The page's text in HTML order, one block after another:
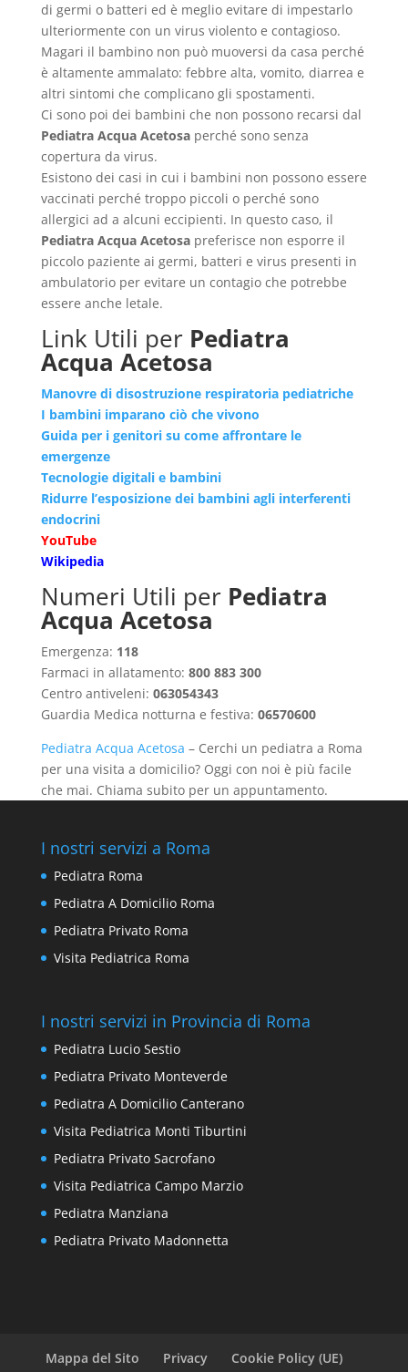
di germi o batteri ed è meglio evitare di impestarlo
ulteriormente con un virus violento e contagioso.
Magari il bambino non può muoversi da casa perché
è altamente ammalato: febbre alta, vomito, diarrea e
altri sintomi che complicano gli spostamenti.
Ci sono poi dei bambini che non possono recarsi dal
Pediatra Acqua Acetosaperché sono senza
copertura da virus.
Esistono dei casi in cui i bambini non possono essere
vaccinati perché troppo piccoli o perché sono
allergici ad a alcuni eccipienti. In questo caso, il
Pediatra Acqua Acetosapreferisce non esporre il
piccolo paziente ai germi, batteri e virus presenti in
ambulatorio per evitare un contagio che potrebbe
essere anche letale.
Link Utili per Pediatra
Acqua Acetosa
Manovre di disostruzione respiratoria pediatriche
I bambini imparano ciò che vivono
Guida per i genitori su come affrontare le
emergenze
Tecnologie digitali e bambini
Ridurre l’esposizione dei bambini agli interferenti
endocrini
YouTube
Wikipedia
Numeri Utili per Pediatra
Acqua Acetosa
Emergenza: 118
Farmaci in allatamento: 800 883 300
Centro antiveleni: 063054343
Guardia Medica notturna e festiva: 06570600
Pediatra Acqua Acetosa – Cerchi un pediatra a Roma
per una visita a domicilio? Oggi con noi è più facile
che mai. Chiama subito per un appuntamento.
I nostri servizi a Roma
Pediatra Roma
Pediatra A Domicilio Roma
Pediatra Privato Roma
Visita Pediatrica Roma
I nostri servizi in Provincia di Roma
Pediatra Lucio Sestio
Pediatra Privato Monteverde
Pediatra A Domicilio Canterano
Visita Pediatrica Monti Tiburtini
Pediatra Privato Sacrofano
Visita Pediatrica Campo Marzio
Pediatra Manziana
Pediatra Privato Madonnetta
Mappa del Sito Privacy Cookie Policy (UE)